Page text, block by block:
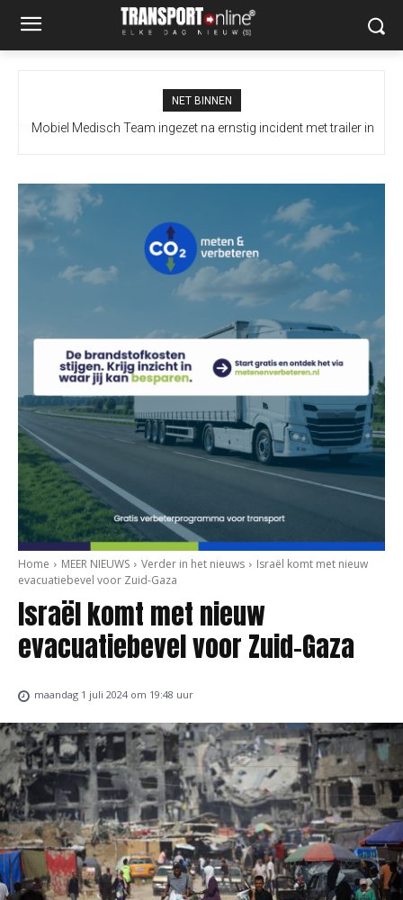
NET BINNEN
Mobiel Medisch Team ingezet na ernstig incident met trailer in
Home MEER NIEUWS Verder in het nieuws
Israël komt met nieuw
evacuatiebevel voor Zuid-Gaza
Israël komt met nieuw
evacuatiebevel voor Zuid-Gaza
maandag 1 juli 2024 om 19:48 uur